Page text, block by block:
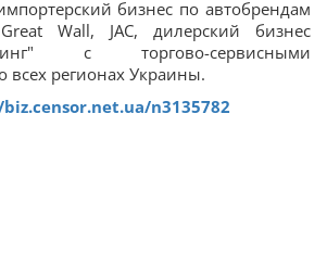
бизнес по автобрендам
Wall, JAC, дилерский бизнес
с торгово-сервисными
всех регионах Украины.
n3135782